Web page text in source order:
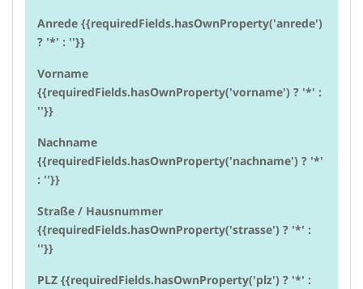
Anrede {{requiredFields.hasOwnProperty('anrede')
? '*' : ''}}
Vorname
{{requiredFields.hasOwnProperty('vorname') ? '*' :
''}}
Nachname
{{requiredFields.hasOwnProperty('nachname') ? '*'
: ''}}
Straße / Hausnummer
{{requiredFields.hasOwnProperty('strasse') ? '*' :
''}}
PLZ {{requiredFields.hasOwnProperty('plz') ? '*' :